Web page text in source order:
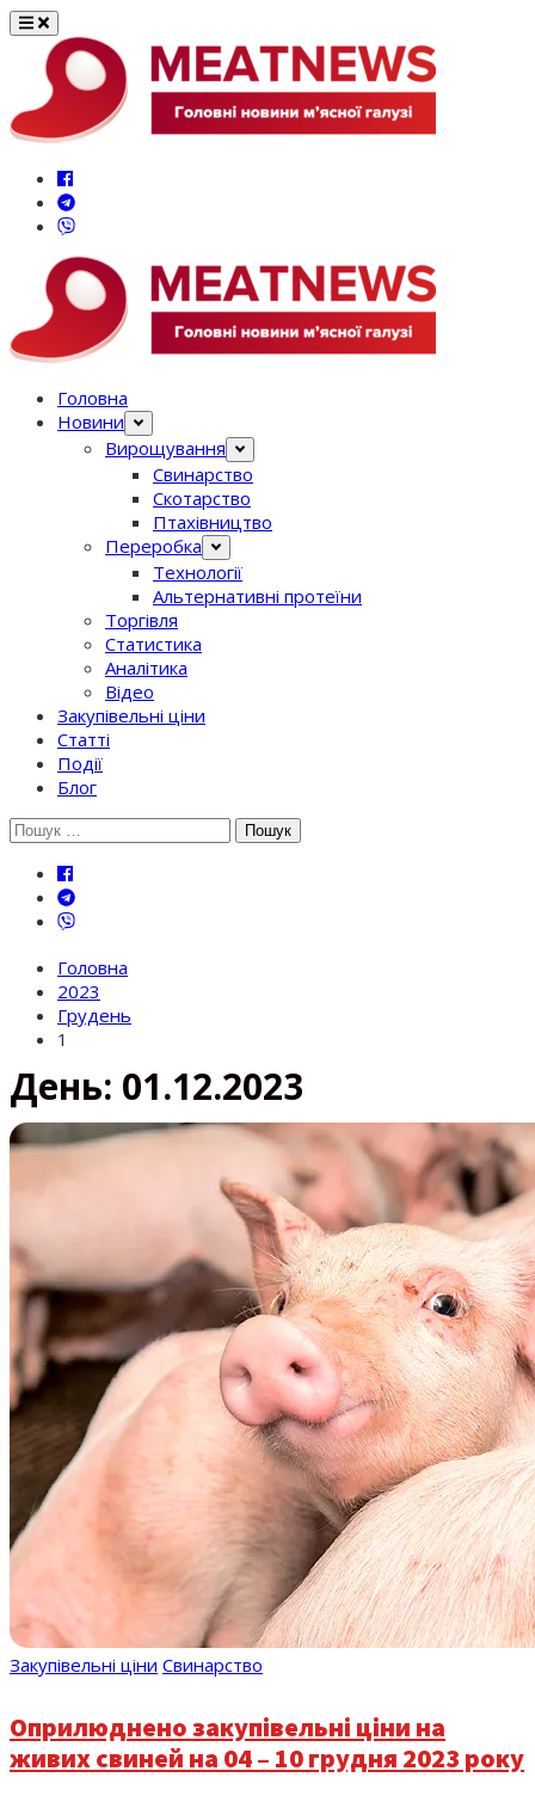
Перейти
вмісту
Головна
Новини
Вирощування
Свинарство
Скотарство
Птахівництво
Переробка
Технології
Альтернативні протеїни
Торгівля
Статистика
Аналітика
Відео
Закупівельні ціни
Статті
Події
Блог
Шукати:
Головна
2023
Грудень
1
День: 01.12.2023
Закупівельні ціни Свинарство
Оприлюднено закупівельні ціни на
живих свиней на 04 – 10 грудня 2023 року